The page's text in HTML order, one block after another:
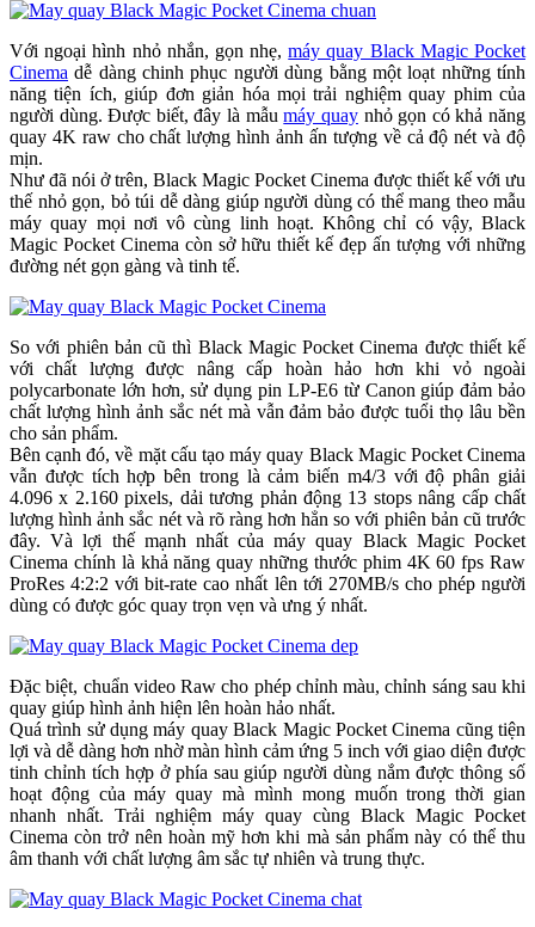
Với ngoại hình nhỏ nhắn, gọn nhẹ,máy quay Black Magic Pocket
Cinema dễ dàng chinh phục người dùng bằng một loạt những tính
năng tiện ích, giúp đơn giản hóa mọi trải nghiệm quay phim của
người dùng. Được biết, đây là mẫumáy quaynhỏ gọn có khả năng
quay 4K raw cho chất lượng hình ảnh ấn tượng về cả độ nét và độ
mịn.
Như đã nói ở trên, Black Magic Pocket Cinema được thiết kế với ưu
thế nhỏ gọn, bỏ túi dễ dàng giúp người dùng có thể mang theo mẫu
máy quay mọi nơi vô cùng linh hoạt. Không chỉ có vậy, Black
Magic Pocket Cinema còn sở hữu thiết kế đẹp ấn tượng với những
đường nét gọn gàng và tinh tế.
So với phiên bản cũ thì Black Magic Pocket Cinema được thiết kế
với chất lượng được nâng cấp hoàn hảo hơn khi vỏ ngoài
polycarbonate lớn hơn, sử dụng pin LP-E6 từ Canon giúp đảm bảo
chất lượng hình ảnh sắc nét mà vẫn đảm bảo được tuổi thọ lâu bền
cho sản phẩm.
Bên cạnh đó, về mặt cấu tạo máy quay Black Magic Pocket Cinema
vẫn được tích hợp bên trong là cảm biến m4/3 với độ phân giải
4.096 x 2.160 pixels, dải tương phản động 13 stops nâng cấp chất
lượng hình ảnh sắc nét và rõ ràng hơn hẳn so với phiên bản cũ trước
đây. Và lợi thế mạnh nhất của máy quay Black Magic Pocket
Cinema chính là khả năng quay những thước phim 4K 60 fps Raw
ProRes 4:2:2 với bit-rate cao nhất lên tới 270MB/s cho phép người
dùng có được góc quay trọn vẹn và ưng ý nhất.
Đặc biệt, chuẩn video Raw cho phép chỉnh màu, chỉnh sáng sau khi
quay giúp hình ảnh hiện lên hoàn hảo nhất.
Quá trình sử dụng máy quay Black Magic Pocket Cinema cũng tiện
lợi và dễ dàng hơn nhờ màn hình cảm ứng 5 inch với giao diện được
tinh chỉnh tích hợp ở phía sau giúp người dùng nắm được thông số
hoạt động của máy quay mà mình mong muốn trong thời gian
nhanh nhất. Trải nghiệm máy quay cùng Black Magic Pocket
Cinema còn trở nên hoàn mỹ hơn khi mà sản phẩm này có thể thu
âm thanh với chất lượng âm sắc tự nhiên và trung thực.